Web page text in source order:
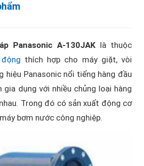
Panasonic A-130JAK là thuộc
thích hợp cho máy giặt, vòi
hiệu Panasonic nổi tiếng hàng đầu
dụng với nhiều chủng loại hàng
Trong đó có sản xuất động cơ
bơm nước công nghiệp.